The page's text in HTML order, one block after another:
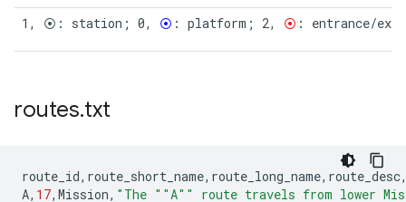
1, ⦿: station; 0, ⦿ : platform; 2, ⦿ : entrance/
routes.txt
route_id, route_short_name, route_long_name, route_desc
A, 17, Mission, "The ""A"" route travels from lower